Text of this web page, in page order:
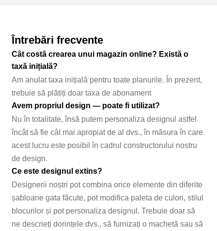
Întrebări frecvente
Cât costă crearea unui magazin online? Există o
taxă inițială?
Am anulat taxa inițială pentru toate planurile. În prezent,
trebuie să plătiți doar taxa de abonament
Avem propriul design — poate fi utilizat?
Nu în totalitate, însă putem personaliza designul astfel
încât să fie cât mai apropiat de al dvs., în măsura în care
acest lucru este posibil în cadrul constructorului nostru
de design.
Ce este designul extins?
Designerii noștri pot combina orice elemente din diferite
șabloane gata făcute, pot modifica paleta de culori, stilul
blocurilor și pot personaliza designul. Trebuie doar să
ne descrieți dorințele dvs., să furnizați o machetă sau să